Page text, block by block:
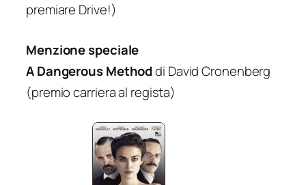
premiare Drive!)
Menzione speciale
A Dangerous Methoddi David Cronenberg
(premio carriera al regista)